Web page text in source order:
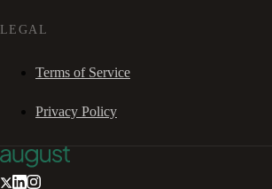
LEGAL
Terms of Service
Privacy Policy